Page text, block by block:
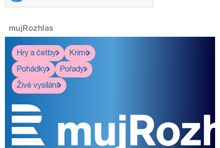
mujRozhlas
Hry a četby
Krimi
Pohádky
Pořady
Živé vysílání